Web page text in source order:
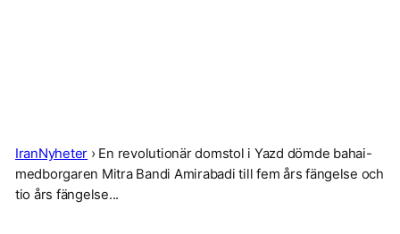
IranNyheter › En revolutionär domstol i Yazd dömde bahai-
medborgaren Mitra Bandi Amirabadi till fem års fängelse och
tio års fängelse...